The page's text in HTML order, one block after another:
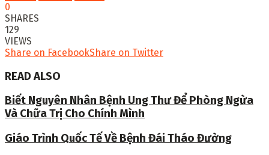
0
SHARES
129
VIEWS
Share on FacebookShare on Twitter
READ ALSO
Biết Nguyên Nhân Bệnh Ung Thư Để Phòng Ngừa
Và Chữa Trị Cho Chính Mình
Giáo Trình Quốc Tế Về Bệnh Đái Tháo Đường